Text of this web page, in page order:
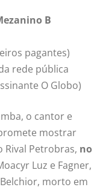
B
pagantes)
rede pública
O Globo)
o cantor e
mostrar
Petrobras, no
Luz e Fagner,
morto em